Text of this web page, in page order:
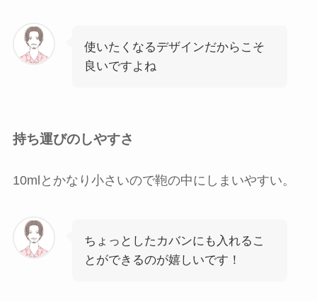
使いたくなるデザインだからこそ
良いですよね
持ち運びのしやすさ
10mlとかなり小さいので鞄の中にしまいやすい。
ちょっとしたカバンにも入れるこ
とができるのが嬉しいです！